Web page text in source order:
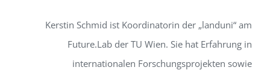
Kerstin Schmid ist Koordinatorin der „landuni“ am
Future.Lab der TU Wien. Sie hat Erfahrung in
internationalen Forschungsprojekten sowie